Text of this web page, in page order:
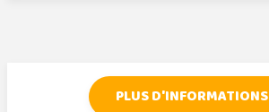
PLUS D'INFORMATIONS